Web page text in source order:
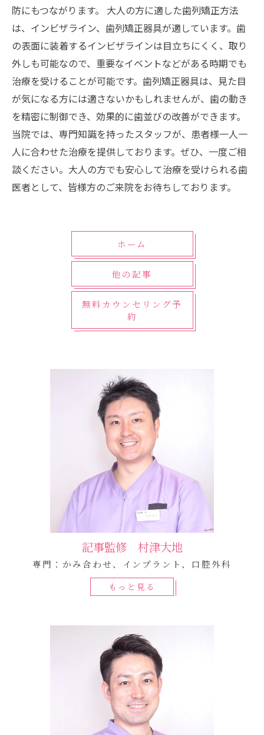
防にもつながります。 大人の方に適した歯列矯正方法
は、インビザライン、歯列矯正器具が適しています。歯
の表面に装着するインビザラインは目立ちにくく、取り
外しも可能なので、重要なイベントなどがある時期でも
治療を受けることが可能です。歯列矯正器具は、見た目
が気になる方には適さないかもしれませんが、歯の動き
を精密に制御でき、効果的に歯並びの改善ができます。
当院では、専門知識を持ったスタッフが、患者様一人一
人に合わせた治療を提供しております。ぜひ、一度ご相
談ください。大人の方でも安心して治療を受けられる歯
医者として、皆様方のご来院をお待ちしております。
ホーム
他の記事
無料カウンセリング予
約
記事監修 村津大地
専門：かみ合わせ、インプラント、口腔外科
もっと見る